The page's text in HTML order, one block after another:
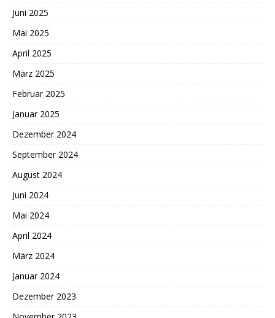
Juni 2025
Mai 2025
April 2025
März 2025
Februar 2025
Januar 2025
Dezember 2024
September 2024
August 2024
Juni 2024
Mai 2024
April 2024
März 2024
Januar 2024
Dezember 2023